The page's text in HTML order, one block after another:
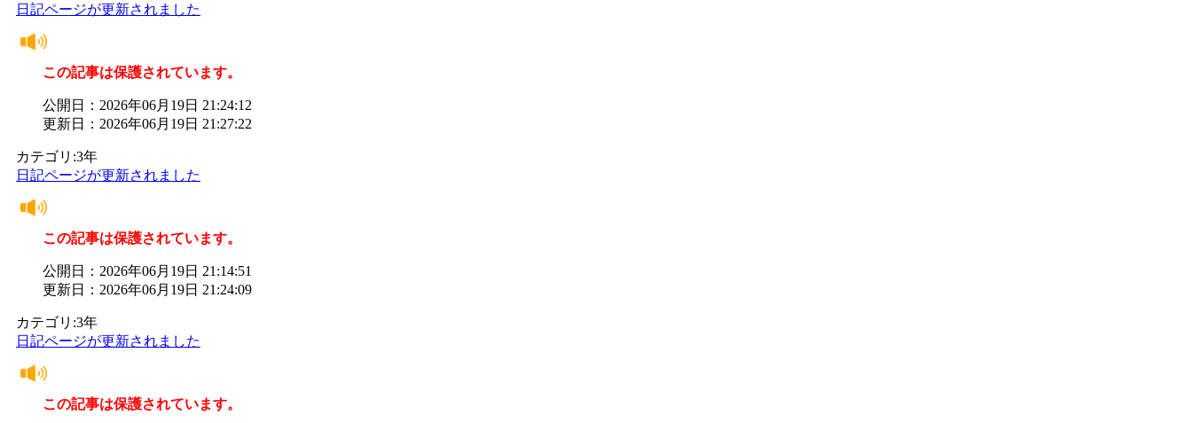
日記ページが更新されました
この記事は保護されています。
公開日：2026年06月19日 21:24:12
更新日：2026年06月19日 21:27:22
カテゴリ:3年
日記ページが更新されました
この記事は保護されています。
公開日：2026年06月19日 21:14:51
更新日：2026年06月19日 21:24:09
カテゴリ:3年
日記ページが更新されました
この記事は保護されています。